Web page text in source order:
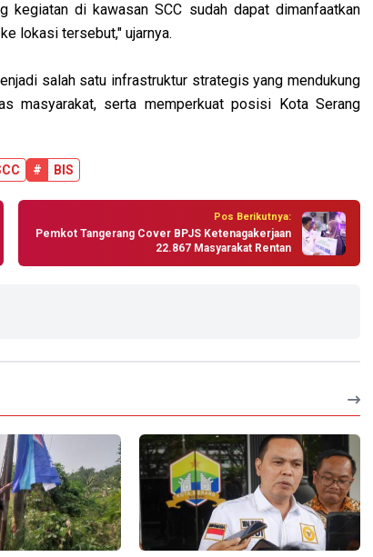
kegiatan di kawasan SCC sudah dapat dimanfaatkan
lokasi tersebut," ujarnya.
salah satu infrastruktur strategis yang mendukung
masyarakat, serta memperkuat posisi Kota Serang
# BIS
Pos Berikutnya:
Pemkot Tangerang Cover BPJS Ketenagakerjaan
22.867 Masyarakat Rentan